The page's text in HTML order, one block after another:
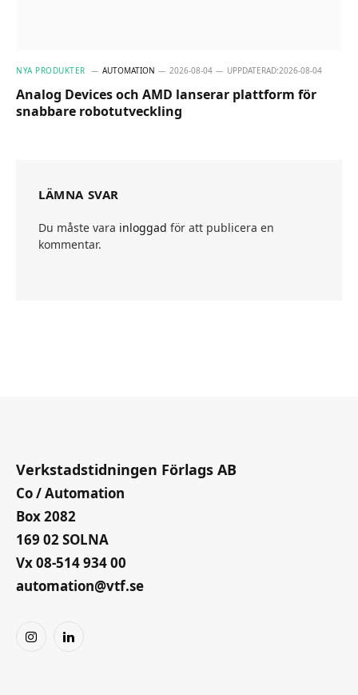
NYA PRODUKTER AUTOMATION 2026-08-04 UPPDATERAD:2026-08-04
Analog Devices och AMD lanserar plattform för
snabbare robotutveckling
LÄMNA SVAR
Du måste vara inloggad för att publicera en
kommentar.
Verkstadstidningen Förlags AB
Co / Automation
Box 2082
169 02 SOLNA
Vx 08-514 934 00
automation@vtf.se
InstagramLinkedIn